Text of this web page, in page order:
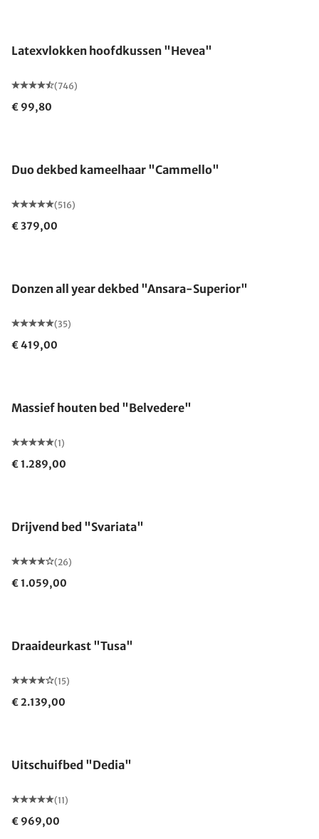
Latexvlokken hoofdkussen "Hevea"
(746)
€ 99,80
Duo dekbed kameelhaar "Cammello"
(516)
€ 379,00
Donzen all year dekbed "Ansara-Superior"
(35)
€ 419,00
Massief houten bed "Belvedere"
(1)
€ 1.289,00
Drijvend bed "Svariata"
(26)
€ 1.059,00
Draaideurkast "Tusa"
(15)
€ 2.139,00
Uitschuifbed "Dedia"
(11)
€ 969,00